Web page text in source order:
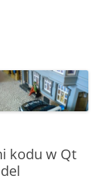
i nie
kodu w Qt